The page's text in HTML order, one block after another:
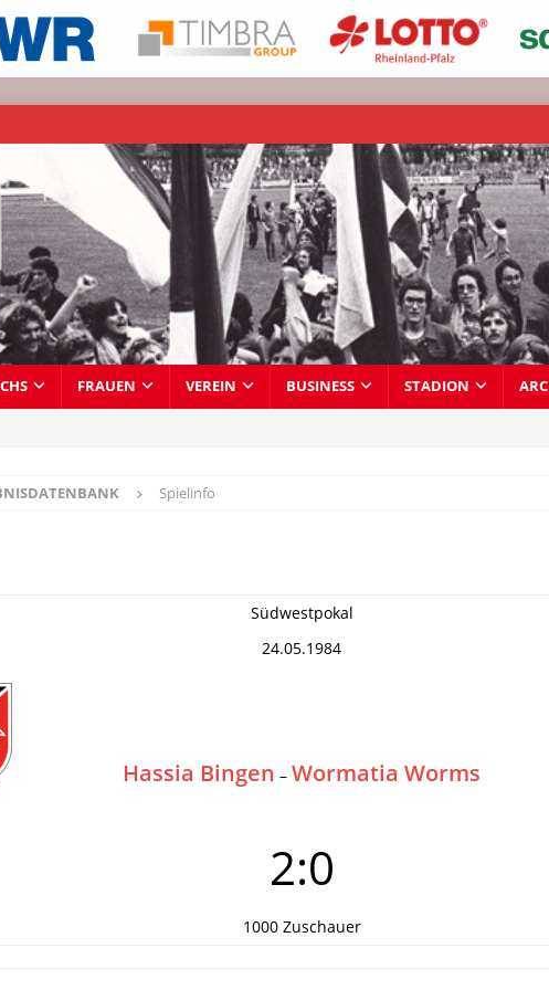
FRAUEN VEREIN BUSINESS STADION
Spielinfo
Südwestpokal
24.05.1984
Hassia Bingen – Wormatia Worms
2:0
1000 Zuschauer